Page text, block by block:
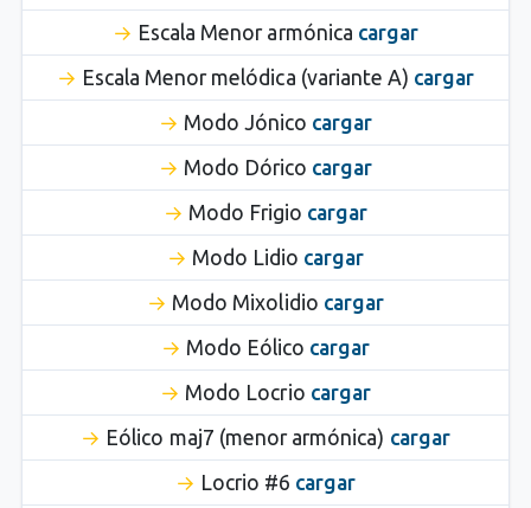
Escala Menor armónica cargar
Escala Menor melódica (variante A) cargar
Modo Jónico cargar
Modo Dórico cargar
Modo Frigio cargar
Modo Lidio cargar
Modo Mixolidio cargar
Modo Eólico cargar
Modo Locrio cargar
Eólico maj7 (menor armónica) cargar
Locrio #6 cargar